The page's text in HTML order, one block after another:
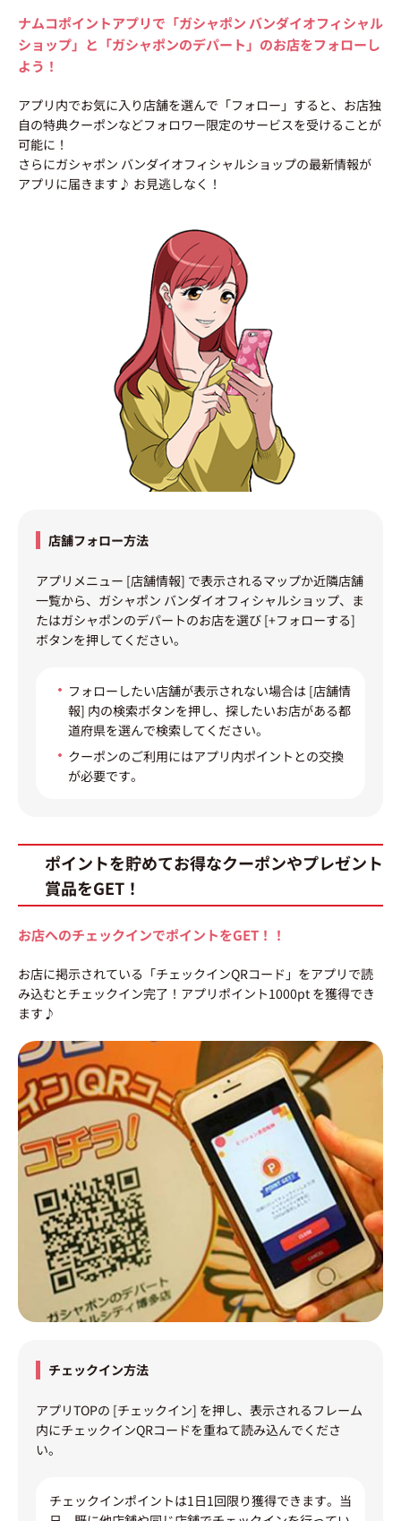
ナムコポイントアプリで「ガシャポン バンダイオフィシャル
ショップ」と「ガシャポンのデパート」のお店をフォローし
よう！
アプリ内でお気に入り店舗を選んで「フォロー」すると、お店独
自の特典クーポンなどフォロワー限定のサービスを受けることが
可能に！
さらにガシャポン バンダイオフィシャルショップの最新情報が
アプリに届きます♪ お見逃しなく！
店舗フォロー方法
アプリメニュー [店舗情報] で表示されるマップか近隣店舗
一覧から、ガシャポン バンダイオフィシャルショップ、ま
たはガシャポンのデパートのお店を選び [+フォローする]
ボタンを押してください。
フォローしたい店舗が表示されない場合は [店舗情
報] 内の検索ボタンを押し、探したいお店がある都
道府県を選んで検索してください。
クーポンのご利用にはアプリ内ポイントとの交換
が必要です。
ポイントを貯めてお得なクーポンやプレゼント
賞品をGET！
お店へのチェックインでポイントをGET！！
お店に掲示されている「チェックインQRコード」をアプリで読
み込むとチェックイン完了！アプリポイント1000pt を獲得でき
ます♪
チェックイン方法
アプリTOPの [チェックイン] を押し、表示されるフレーム
内にチェックインQRコードを重ねて読み込んでくださ
い。
チェックインポイントは1日1回限り獲得できます。当